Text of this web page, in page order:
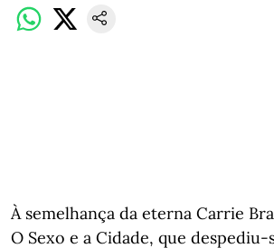
À semelhança da eterna Carrie
O Sexo e a Cidade, que